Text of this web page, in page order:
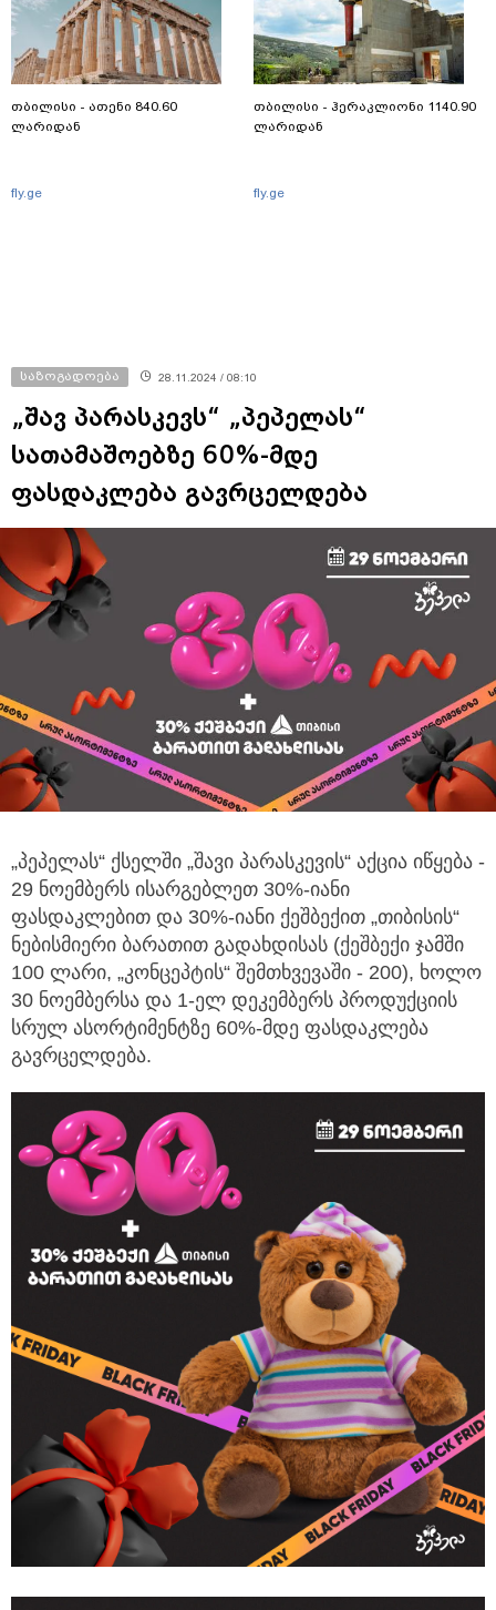
თბილისი - ათენი 840.60
ლარიდან
fly.ge
თბილისი - ჰერაკლიონი 1140.90
ლარიდან
fly.ge
საზოგადოება 28.11.2024 / 08:10
„შავ პარასკევს“ „პეპელას“
სათამაშოებზე 60%-მდე
ფასდაკლება გავრცელდება
„პეპელას“ ქსელში „შავი პარასკევის“ აქცია იწყება -
29 ნოემბერს ისარგებლეთ 30%-იანი
ფასდაკლებით და 30%-იანი ქეშბექით „თიბისის“
ნებისმიერი ბარათით გადახდისას (ქეშბექი ჯამში
100 ლარი, „კონცეპტის“ შემთხვევაში - 200), ხოლო
30 ნოემბერსა და 1-ელ დეკემბერს პროდუქციის
სრულ ასორტიმენტზე 60%-მდე ფასდაკლება
გავრცელდება.